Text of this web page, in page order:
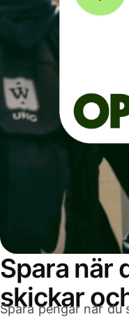
Spara när
skickar
Spara pengar när du